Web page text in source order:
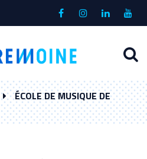
Lien
compte
Lien
Lien
compte
Lien
la
à
ÉCOLE DE MUSIQUE DE